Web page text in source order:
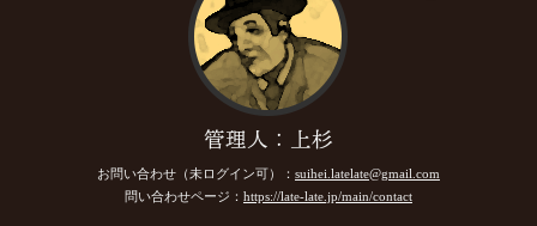
管理人：上杉
お問い合わせ（未ログイン可）： suihei.latelate@gmail.com
問い合わせページ： https://late-late.jp/main/contact